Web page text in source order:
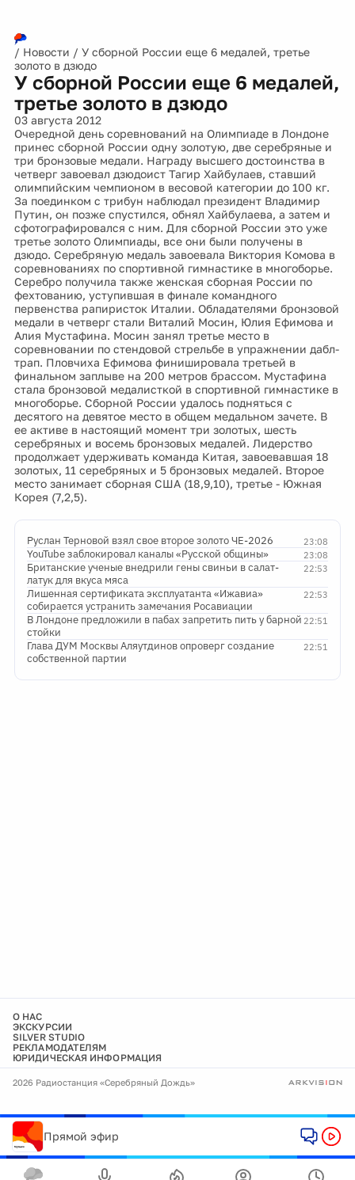
/ Новости / У сборной России еще 6 медалей, третье
золото в дзюдо
У сборной России еще 6 медалей,
третье золото в дзюдо
03 августа 2012
Очередной день соревнований на Олимпиаде в Лондоне
принес сборной России одну золотую, две серебряные и
три бронзовые медали. Награду высшего достоинства в
четверг завоевал дзюдоист Тагир Хайбулаев, ставший
олимпийским чемпионом в весовой категории до 100 кг.
За поединком с трибун наблюдал президент Владимир
Путин, он позже спустился, обнял Хайбулаева, а затем и
сфотографировался с ним. Для сборной России это уже
третье золото Олимпиады, все они были получены в
дзюдо. Серебряную медаль завоевала Виктория Комова в
соревнованиях по спортивной гимнастике в многоборье.
Серебро получила также женская сборная России по
фехтованию, уступившая в финале командного
первенства рапиристок Италии. Обладателями бронзовой
медали в четверг стали Виталий Мосин, Юлия Ефимова и
Алия Мустафина. Мосин занял третье место в
соревновании по стендовой стрельбе в упражнении дабл-
трап. Пловчиха Ефимова финишировала третьей в
финальном заплыве на 200 метров брассом. Мустафина
стала бронзовой медалисткой в спортивной гимнастике в
многоборье. Сборной России удалось подняться с
десятого на девятое место в общем медальном зачете. В
ее активе в настоящий момент три золотых, шесть
серебряных и восемь бронзовых медалей. Лидерство
продолжает удерживать команда Китая, завоевавшая 18
золотых, 11 серебряных и 5 бронзовых медалей. Второе
место занимает сборная США (18,9,10), третье - Южная
Корея (7,2,5).
23:08
Руслан Терновой взял свое второе золото ЧЕ-2026
23:08
YouTube заблокировал каналы «Русской общины»
22:53
Британские ученые внедрили гены свиньи в салат-
латук для вкуса мяса
22:53
Лишенная сертификата эксплуатанта «Ижавиа»
собирается устранить замечания Росавиации
22:51
В Лондоне предложили в пабах запретить пить у барной
стойки
22:51
Глава ДУМ Москвы Аляутдинов опроверг создание
собственной партии
О НАС
ЭКСКУРСИИ
SILVER STUDIO
РЕКЛАМОДАТЕЛЯМ
ЮРИДИЧЕСКАЯ ИНФОРМАЦИЯ
2026 Радиостанция «Серебряный Дождь»
Прямой эфир